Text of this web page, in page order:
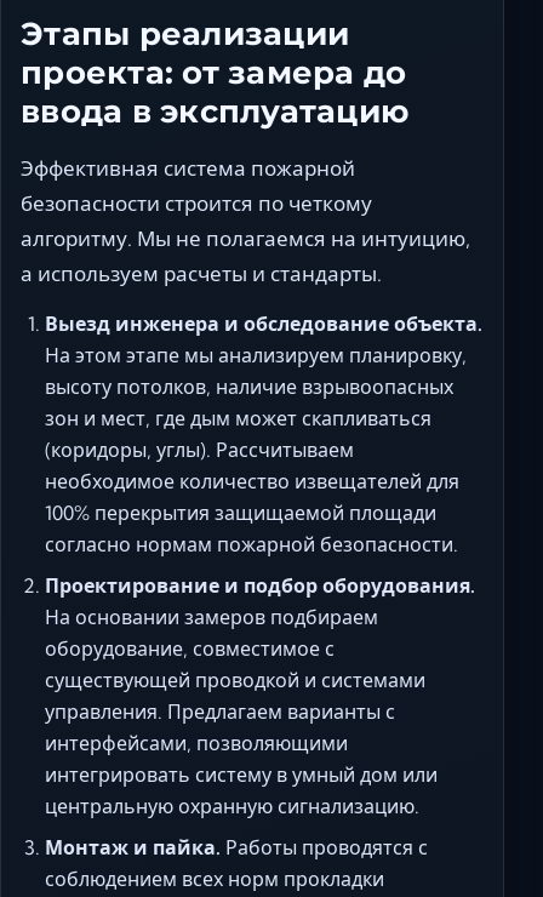
Этапы реализации
проекта: от замера до
ввода в эксплуатацию
Эффективная система пожарной
безопасности строится по четкому
алгоритму. Мы не полагаемся на интуицию,
а используем расчеты и стандарты.
Выезд инженера и обследование объекта.
На этом этапе мы анализируем планировку,
высоту потолков, наличие взрывоопасных
зон и мест, где дым может скапливаться
(коридоры, углы). Рассчитываем
необходимое количество извещателей для
100% перекрытия защищаемой площади
согласно нормам пожарной безопасности.
Проектирование и подбор оборудования.
На основании замеров подбираем
оборудование, совместимое с
существующей проводкой и системами
управления. Предлагаем варианты с
интерфейсами, позволяющими
интегрировать систему в умный дом или
центральную охранную сигнализацию.
Монтаж и пайка. Работы проводятся с
соблюдением всех норм прокладки